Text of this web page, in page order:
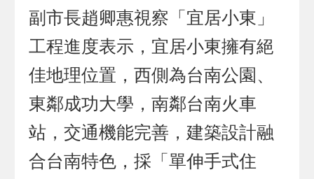
副市長趙卿惠視察「宜居小東」
工程進度表示，宜居小東擁有絕
佳地理位置，西側為台南公園、
東鄰成功大學，南鄰台南火車
站，交通機能完善，建築設計融
合台南特色，採「單伸手式住